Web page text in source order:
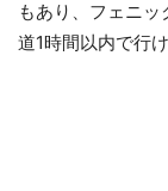
もあり、フェニ
道1時間以内で行